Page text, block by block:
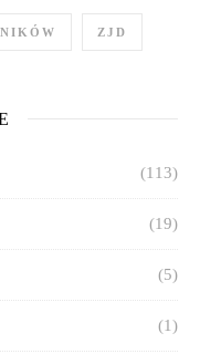
ZJD
(113)
(19)
(5)
(1)